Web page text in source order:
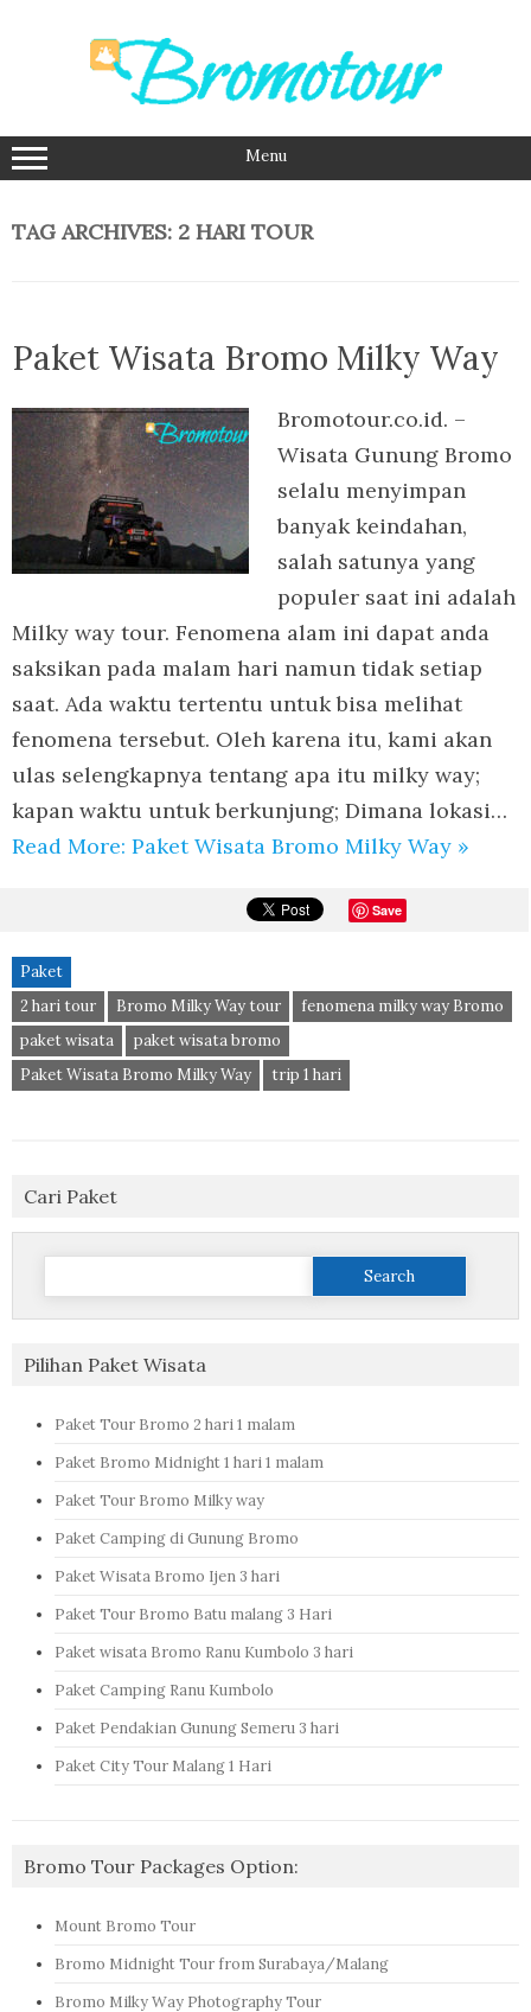
Menu
TAG ARCHIVES: 2 HARI TOUR
Paket Wisata Bromo Milky Way
Bromotour.co.id. –
Wisata Gunung Bromo
selalu menyimpan
banyak keindahan,
salah satunya yang
populer saat ini adalah
Milky way tour. Fenomena alam ini dapat anda
saksikan pada malam hari namun tidak setiap
saat. Ada waktu tertentu untuk bisa melihat
fenomena tersebut. Oleh karena itu, kami akan
ulas selengkapnya tentang apa itu milky way;
kapan waktu untuk berkunjung; Dimana lokasi…
Read More: Paket Wisata Bromo Milky Way »
Save
Paket
2 hari tour
Bromo Milky Way tour
fenomena milky way Bromo
paket wisata
paket wisata bromo
Paket Wisata Bromo Milky Way
trip 1 hari
Cari Paket
Search
Pilihan Paket Wisata
Paket Tour Bromo 2 hari 1 malam
Paket Bromo Midnight 1 hari 1 malam
Paket Tour Bromo Milky way
Paket Camping di Gunung Bromo
Paket Wisata Bromo Ijen 3 hari
Paket Tour Bromo Batu malang 3 Hari
Paket wisata Bromo Ranu Kumbolo 3 hari
Paket Camping Ranu Kumbolo
Paket Pendakian Gunung Semeru 3 hari
Paket City Tour Malang 1 Hari
Bromo Tour Packages Option:
Mount Bromo Tour
Bromo Midnight Tour from Surabaya/Malang
Bromo Milky Way Photography Tour